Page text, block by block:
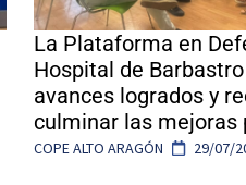
La Plataforma en
Hospital de
avances logrados y
culminar las mejoras
COPE ALTO ARAGÓN 29/07/